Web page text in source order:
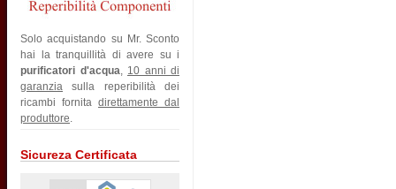
Solo acquistando su Mr. Sconto
hai la tranquillità di avere su i
purificatori d'acqua, 10 anni di
garanzia sulla reperibilità dei
ricambi fornita direttamente dal
produttore.
Sicureza Certificata